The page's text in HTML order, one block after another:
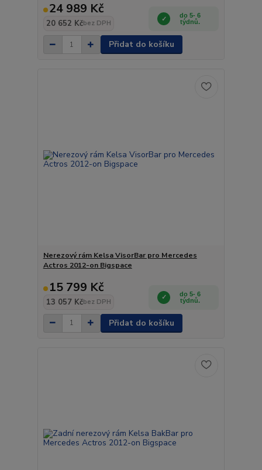
24 989 Kč
20 652 Kčbez DPH
do 5- 6
týdnů.
Přidat do košíku
Nerezový rám Kelsa VisorBar pro Mercedes
Actros 2012-on Bigspace
15 799 Kč
13 057 Kčbez DPH
do 5- 6
týdnů.
Přidat do košíku